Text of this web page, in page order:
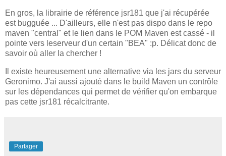
En gros, la librairie de référence jsr181 que j'ai récupérée
est bugguée ... D'ailleurs, elle n'est pas dispo dans le repo
maven "central" et le lien dans le POM Maven est cassé - il
pointe vers leserveur d'un certain "BEA" :p. Délicat donc de
savoir où aller la chercher !
Il existe heureusement une alternative via les jars du serveur
Geronimo. J'ai aussi ajouté dans le build Maven un contrôle
sur les dépendances qui permet de vérifier qu'on embarque
pas cette jsr181 récalcitrante.
Partager